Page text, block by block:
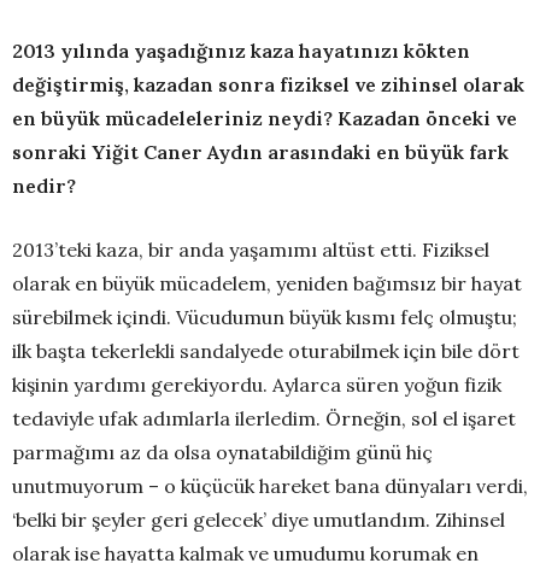
2013 yılında yaşadığınız kaza hayatınızı kökten
değiştirmiş, kazadan sonra fiziksel ve zihinsel olarak
en büyük mücadeleleriniz neydi? Kazadan önceki ve
sonraki Yiğit Caner Aydın arasındaki en büyük fark
nedir?
2013’teki kaza, bir anda yaşamımı altüst etti. Fiziksel
olarak en büyük mücadelem, yeniden bağımsız bir hayat
sürebilmek içindi. Vücudumun büyük kısmı felç olmuştu;
ilk başta tekerlekli sandalyede oturabilmek için bile dört
kişinin yardımı gerekiyordu. Aylarca süren yoğun fizik
tedaviyle ufak adımlarla ilerledim. Örneğin, sol el işaret
parmağımı az da olsa oynatabildiğim günü hiç
unutmuyorum – o küçücük hareket bana dünyaları verdi,
‘belki bir şeyler geri gelecek’ diye umutlandım. Zihinsel
olarak ise hayatta kalmak ve umudumu korumak en